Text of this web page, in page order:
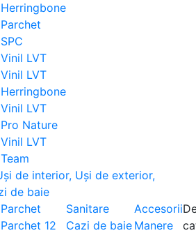
Herringbone
Parchet
SPC
Vinil LVT
Vinil LVT
Herringbone
Vinil LVT
Pro Nature
Vinil LVT
Team
Parchet
Parchet 12
Sanitare
Cazi de baie
Accesorii
Manere